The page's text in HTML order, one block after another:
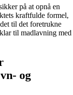
på at opnå en
kraftfulde formel,
til det foretrukne
til madlavning med
og